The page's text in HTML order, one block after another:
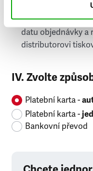
první vydání ve
příští, nejpozději
datu objednávky a
distributorovi
IV. Zvolte
Platební karta -
Platební karta -
Bankovní převod